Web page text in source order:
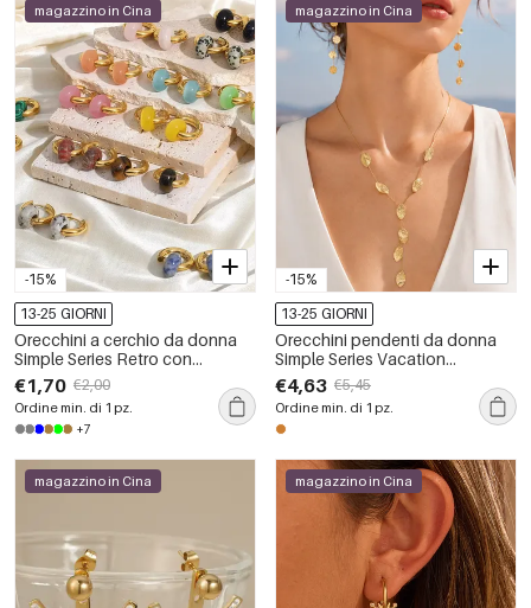
-15%
magazzino in Cina
13-25 GIORNI
Orecchini a cerchio da donna
Simple Series Retro con
sfumatura di colore, in acciaio
inossidabile, impermeabili, color
oro e pietra naturale.
€1,70 €2,00
Ordine min. di 1 pz.
+7
-15%
magazzino in Cina
13-25 GIORNI
Orecchini pendenti da donna
Simple Series Vacation
Patchwork Leaf in acciaio
inossidabile, impermeabili,
colore oro.
€4,63 €5,45
Ordine min. di 1 pz.
magazzino in Cina magazzino in Cina